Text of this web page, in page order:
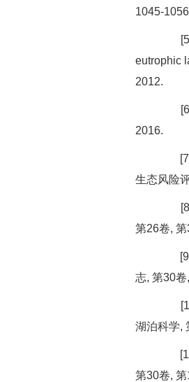
1045-
[5]
eutrophic
2012.
[6]
2016.
[7]
生态风险
[8]
第26卷,
[9]
志, 第30
[10]
湖泊科学,
[11]
第30卷,